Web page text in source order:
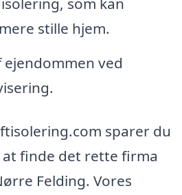
stille hjem.
ved
sparer du
finde det rette firma
Felding. Vores